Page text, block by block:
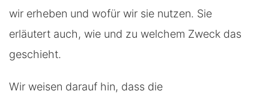
wir erheben und wofür wir sie nutzen. Sie
erläutert auch, wie und zu welchem Zweck das
geschieht.
Wir weisen darauf hin, dass die